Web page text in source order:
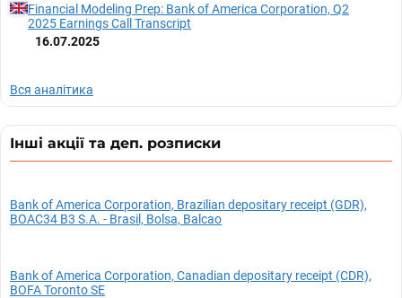
Financial Modeling Prep: Bank of America Corporation, Q2
2025 Earnings Call Transcript
16.07.2025
Вся аналітика
Інші акції та деп. розписки
Bank of America Corporation, Brazilian depositary receipt (GDR),
BOAC34 B3 S.A. - Brasil, Bolsa, Balcao
Bank of America Corporation, Canadian depositary receipt (CDR),
BOFA Toronto SE